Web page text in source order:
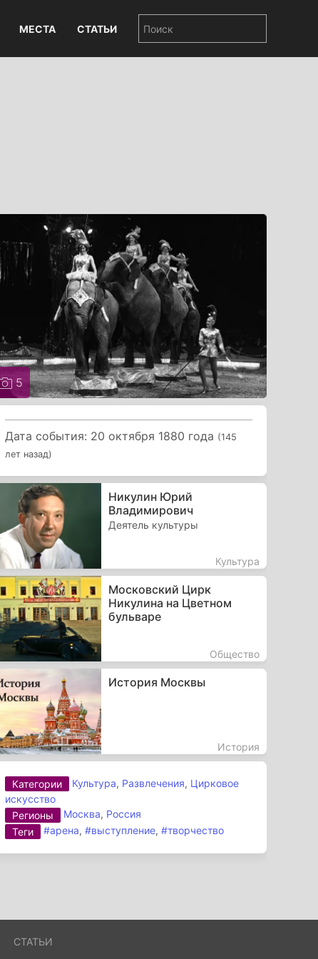
МЕСТА СТАТЬИ
5
Дата события: 20 октября 1880 года (145
лет назад)
Никулин Юрий
Владимирович
Деятель культуры
Культура
Московский Цирк
Никулина на Цветном
бульваре
Общество
История Москвы
История
Категории Культура, Развлечения, Цирковое
искусство
Регионы
Москва, Россия
Теги
#арена,#выступление,#творчество
СТАТЬИ